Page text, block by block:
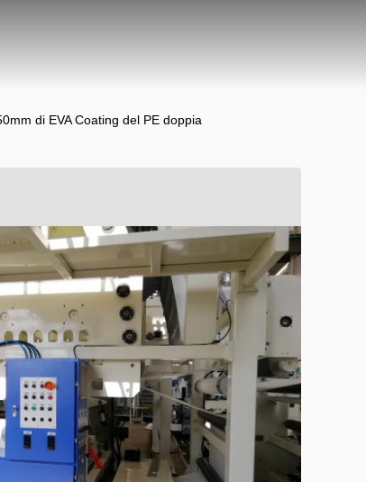
di EVA Coating del PE doppia